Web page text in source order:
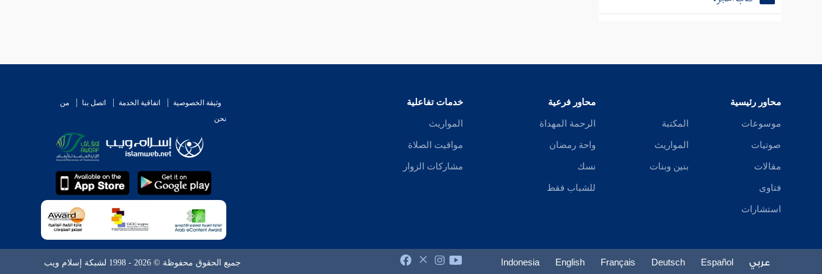
كتاب الرقى والتمائم
كتاب الفتن والملاحم
محاور رئيسية
موسوعات
صوتيات
مقالات
فتاوى
استشارات
المكتبة
المواريث
بنين وبنات
محاور فرعية
الرحمة المهداة
واحة رمضان
نسك
للشباب فقط
خدمات تفاعلية
المواريث
مواقيت الصلاة
مشاركات الزوار
وثيقة الخصوصية اتفاقية الخدمة اتصل بنا
من
نحن
عربي Español
Deutsch
Français
English
Indonesia جميع الحقوق محفوظة © 2026 - 1998 لشبكة إسلام ويب